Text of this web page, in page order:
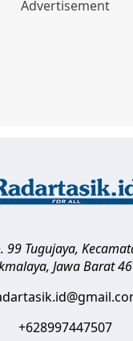
99 Tugujaya,
, Jawa Barat
+628997447507